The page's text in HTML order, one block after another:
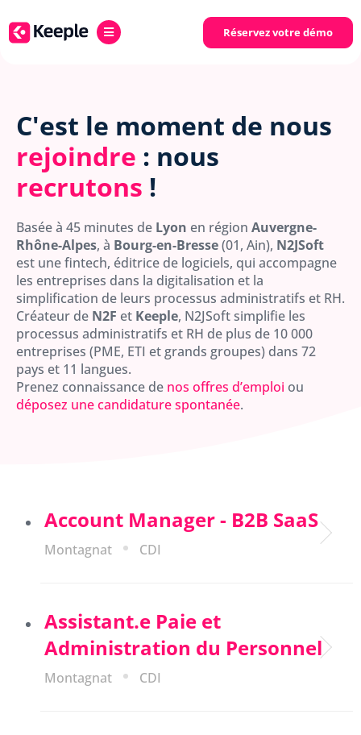
Réservez votre démo
C'est le moment de nous
rejoindre : nous
recrutons !
Basée à 45 minutes de Lyon en région Auvergne-
Rhône-Alpes, à Bourg-en-Bresse(01, Ain), N2JSoft
est une fintech, éditrice de logiciels, qui accompagne
les entreprises dans la digitalisation et la
simplification de leurs processus administratifs et RH.
Créateur de N2F et Keeple, N2JSoft simplifie les
processus administratifs et RH de plus de 10 000
entreprises (PME, ETI et grands groupes) dans 72
pays et 11 langues.
Prenez connaissance de nos offres d’emploi ou
déposez une candidature spontanée.
Account Manager - B2B SaaS
Montagnat CDI
Assistant.e Paie et
Administration du Personnel
Montagnat CDI